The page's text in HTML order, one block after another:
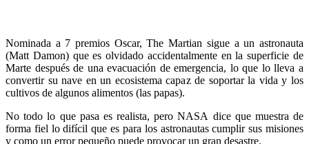
Nominada a 7 premios Oscar, The Martian sigue a un astronauta
(Matt Damon) que es olvidado accidentalmente en la superficie de
Marte después de una evacuación de emergencia, lo que lo lleva a
convertir su nave en un ecosistema capaz de soportar la vida y los
cultivos de algunos alimentos (las papas).
No todo lo que pasa es realista, pero NASA dice que muestra de
forma fiel lo difícil que es para los astronautas cumplir sus misiones
y como un error pequeño puede provocar un gran desastre.